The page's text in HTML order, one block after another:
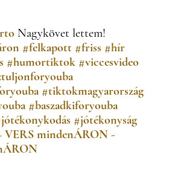
Nagykövet lettem!
#felkapott #friss #hír
#humortiktok #viccesvideo
#tiktokmagyarország
#baszadkiforyouba
#jótékonyság
VERS mindenÁRON -